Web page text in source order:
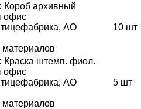
Короб архивный
офис
АО
материалов
10 шт
Краска штемп. фиол.
офис
АО
материалов
5 шт